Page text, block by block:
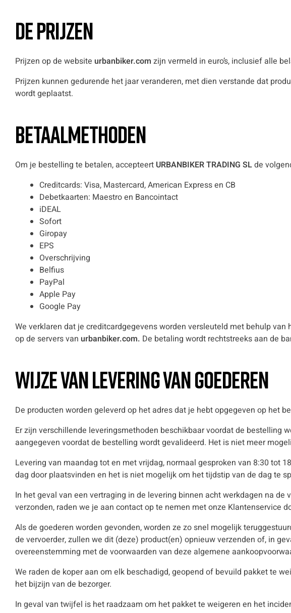
De prijzen
Prijzen op de website urbanbiker.com zijn vermeld in euro’s, inclusief alle
Prijzen kunnen gedurende het jaar veranderen, met dien verstande dat
wordt geplaatst.
Betaalmethoden
Om je bestelling te betalen, accepteert URBANBIKER TRADING SLde
Creditcards: Visa, Mastercard, American Express en CB
Debetkaarten: Maestro en Bancointact
iDEAL
Sofort
Giropay
EPS
Overschrijving
Belfius
PayPal
Apple Pay
Google Pay
We verklaren dat je creditcardgegevens worden versleuteld met behulp
op de servers van urbanbiker.com. De betaling wordt rechtstreeks aan de
Wijze van levering van goederen
De producten worden geleverd op het adres dat je hebt opgegeven op het
Er zijn verschillende leveringsmethoden beschikbaar voordat de bestelling
aangegeven voordat de bestelling wordt gevalideerd. Het is niet meer
Levering van maandag tot en met vrijdag, normaal gesproken van 8:30 tot
dag door plaatsvinden en het is niet mogelijk om het tijdstip van de dag te
In het geval van een vertraging in de levering binnen acht werkdagen na
verzonden, raden we je aan contact op te nemen met onze Klantenservice
Als de goederen worden gevonden, worden ze zo snel mogelijk
de vervoerder, zullen we dit (deze) product(en) opnieuw verzenden of, in
overeenstemming met de voorwaarden van deze algemene
We raden de koper aan om elk beschadigd, geopend of bevuild pakket te
het bijzijn van de bezorger.
In geval van twijfel is het raadzaam om het pakket te weigeren en het